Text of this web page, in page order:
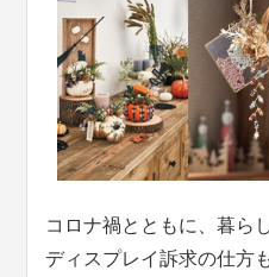
コロナ禍とともに、暮ら
ディスプレイ訴求の仕方